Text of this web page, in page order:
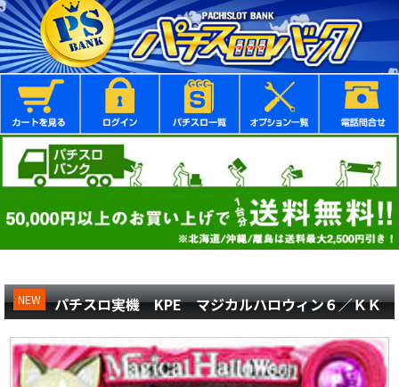
NEW パチスロ実機 KPE マジカルハロウィン６／ＫＫ